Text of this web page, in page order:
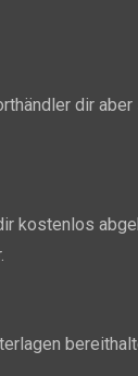
dir
kostenlos